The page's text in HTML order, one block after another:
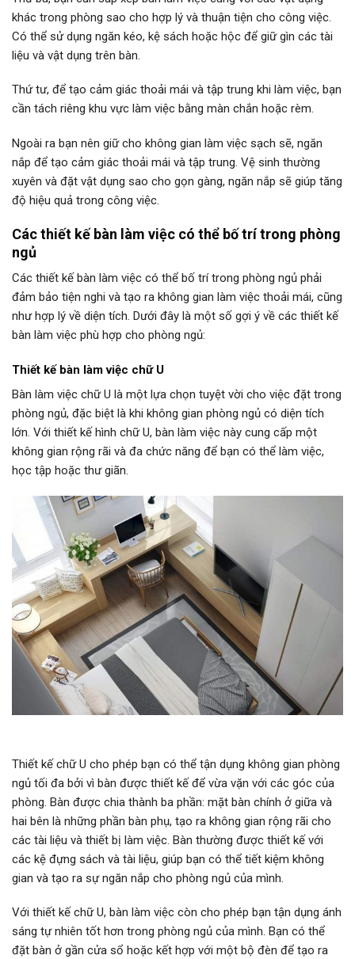
khác trong phòng sao cho hợp lý và thuận tiện cho công việc.
Có thể sử dụng ngăn kéo, kệ sách hoặc hộc để giữ gìn các tài
liệu và vật dụng trên bàn.
Thứ tư, để tạo cảm giác thoải mái và tập trung khi làm việc, bạn
cần tách riêng khu vực làm việc bằng màn chắn hoặc rèm.
Ngoài ra bạn nên giữ cho không gian làm việc sạch sẽ, ngăn
nắp để tạo cảm giác thoải mái và tập trung. Vệ sinh thường
xuyên và đặt vật dụng sao cho gọn gàng, ngăn nắp sẽ giúp tăng
độ hiệu quả trong công việc.
Các thiết kế bàn làm việc có thể bố trí trong phòng
ngủ
Các thiết kế bàn làm việc có thể bố trí trong phòng ngủ phải
đảm bảo tiện nghi và tạo ra không gian làm việc thoải mái, cũng
như hợp lý về diện tích. Dưới đây là một số gợi ý về các thiết kế
bàn làm việc phù hợp cho phòng ngủ:
Thiết kế bàn làm việc chữ U
Bàn làm việc chữ U là một lựa chọn tuyệt vời cho việc đặt trong
phòng ngủ, đặc biệt là khi không gian phòng ngủ có diện tích
lớn. Với thiết kế hình chữ U, bàn làm việc này cung cấp một
không gian rộng rãi và đa chức năng để bạn có thể làm việc,
học tập hoặc thư giãn.
Thiết kế chữ U cho phép bạn có thể tận dụng không gian phòng
ngủ tối đa bởi vì bàn được thiết kế để vừa vặn với các góc của
phòng. Bàn được chia thành ba phần: mặt bàn chính ở giữa và
hai bên là những phần bàn phụ, tạo ra không gian rộng rãi cho
các tài liệu và thiết bị làm việc. Bàn thường được thiết kế với
các kệ đựng sách và tài liệu, giúp bạn có thể tiết kiệm không
gian và tạo ra sự ngăn nắp cho phòng ngủ của mình.
Với thiết kế chữ U, bàn làm việc còn cho phép bạn tận dụng ánh
sáng tự nhiên tốt hơn trong phòng ngủ của mình. Bạn có thể
đặt bàn ở gần cửa sổ hoặc kết hợp với một bộ đèn để tạo ra